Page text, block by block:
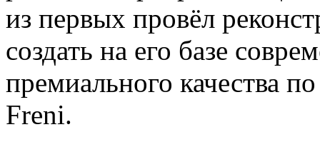
из первых провёл
создать на его базе
премиального качества
Freni.